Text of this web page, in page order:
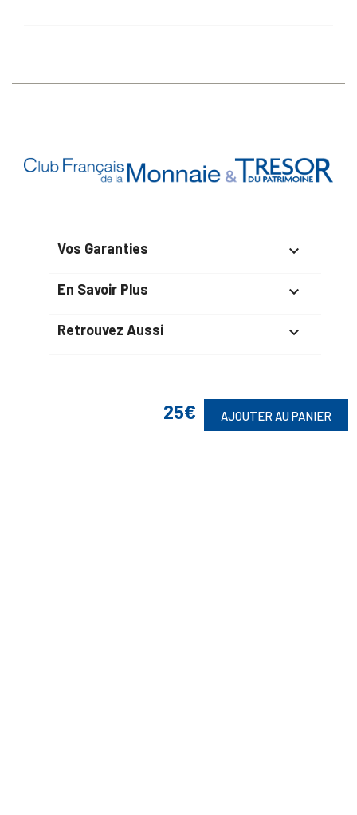
25€ AJOUTER AU PANIER
Vos Garanties 
En Savoir Plus 
Retrouvez Aussi 
Suivez-Nous